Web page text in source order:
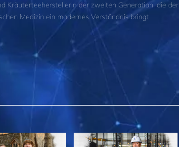
Kräuterteeherstellerin der zweiten Generation, die der
Medizin ein modernes Verständnis bringt.